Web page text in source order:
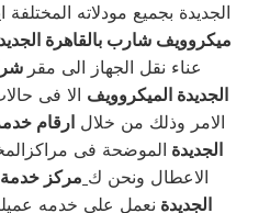
الجديدة بجميع مودلاته
ميكروويف شارب بالقاهرة
عناء نقل الجهاز الى مقر
الجديدة الميكروويف الا فى
الامر وذلك من خلال ارقام
الجديدة الموضحة فى
الاعطال ونحن ك مركز
الجديدة نعمل على خدمه